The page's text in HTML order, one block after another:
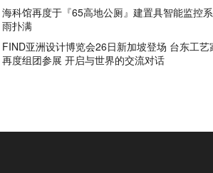
海科馆再度于『65高地公厕』建置具智能监控
雨扑满
FIND亚洲设计博览会26日新加坡登场 台东工艺
再度组团参展 开启与世界的交流对话